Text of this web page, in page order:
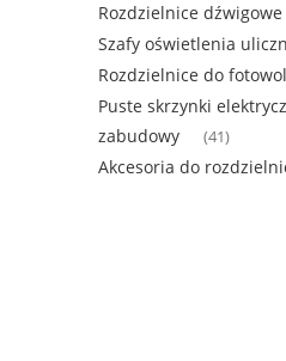
Rozdzielnice dźwigowe
Szafy oświetlenia
Rozdzielnice do
Puste skrzynki
zabudowy
(41)
Akcesoria do